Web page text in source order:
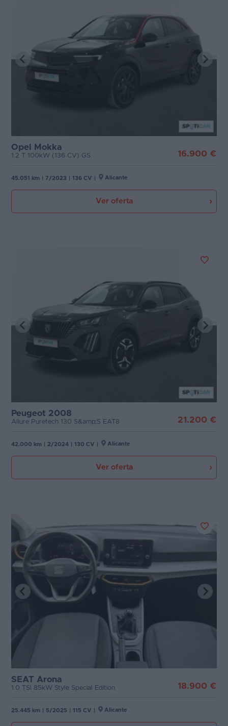
Opel Mokka
1.2 T 100kW (136 CV) GS 16.900 €
45.051 km 7/2023 136 CV Alicante
Ver oferta
Peugeot 2008
Allure Puretech 130 S&amp;S EAT8 21.200 €
42.000 km 2/2024 130 CV Alicante
Ver oferta
SEAT Arona
1.0 TSI 85kW Style Special Edition 18.900 €
25.445 km 5/2025 115 CV Alicante